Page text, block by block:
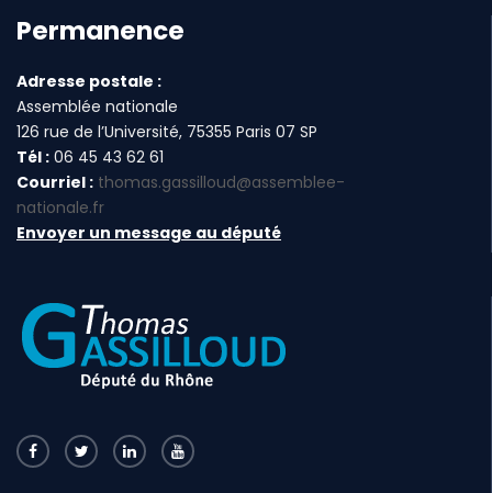
Permanence
Adresse postale :
Assemblée nationale
126 rue de l’Université, 75355 Paris 07 SP
Tél : 06 45 43 62 61
Courriel : thomas.gassilloud@assemblee-
nationale.fr
Envoyer un message au député